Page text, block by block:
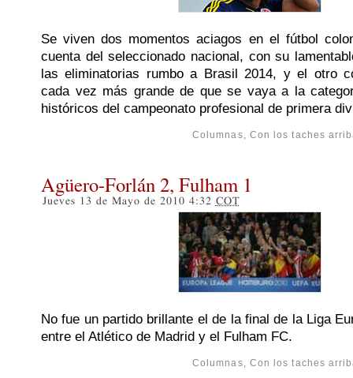
Se viven dos momentos aciagos en el fútbol
cuenta del seleccionado nacional, con su
las eliminatorias rumbo a Brasil 2014, y el otro
cada vez más grande de que se vaya a la
históricos del campeonato profesional de primera
Columnas, Con los taches
Agüero-Forlán 2, Fulham 1
Jueves 13 de Mayo de 2010 4:32 COT
No fue un partido brillante el de la final de la Liga
entre el Atlético de Madrid y el Fulham FC.
Columnas, Con los taches